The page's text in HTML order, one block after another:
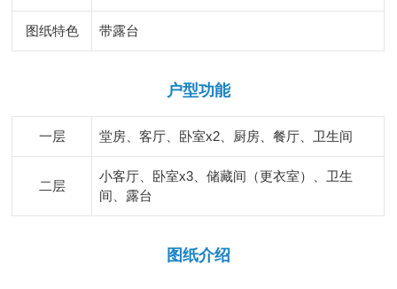
图纸特色 带露台
户型功能
一层 堂房、客厅、卧室x2、厨房、餐厅、卫生间
二层
小客厅、卧室x3、储藏间（更衣室）、卫生
间、露台
图纸介绍